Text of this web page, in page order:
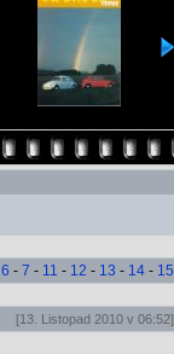
6 - 7 - 11 - 12 - 13 - 14 - 15
[13. Listopad 2010 v 06:52]